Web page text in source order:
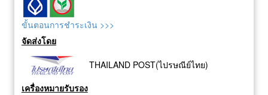
ขั้นตอนการชำระเงิน >>>
จัดส่งโดย
THAILAND POST(ไปรษณีย์ไทย)
เครื่องหมายรับรอง